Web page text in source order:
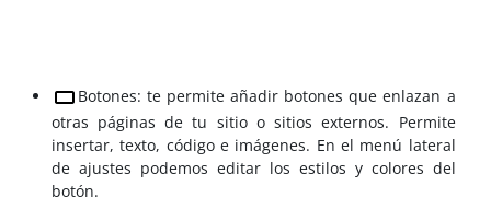
Botones: te permite añadir botones que enlazan a
otras páginas de tu sitio o sitios externos. Permite
insertar, texto, código e imágenes. En el menú lateral
de ajustes podemos editar los estilos y colores del
botón.